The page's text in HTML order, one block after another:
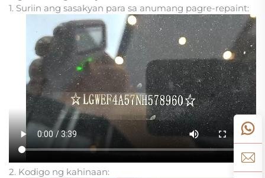
1. Suriin ang sasakyan para sa anumang pagre-repaint:
2. Kodigo ng kahinaan: